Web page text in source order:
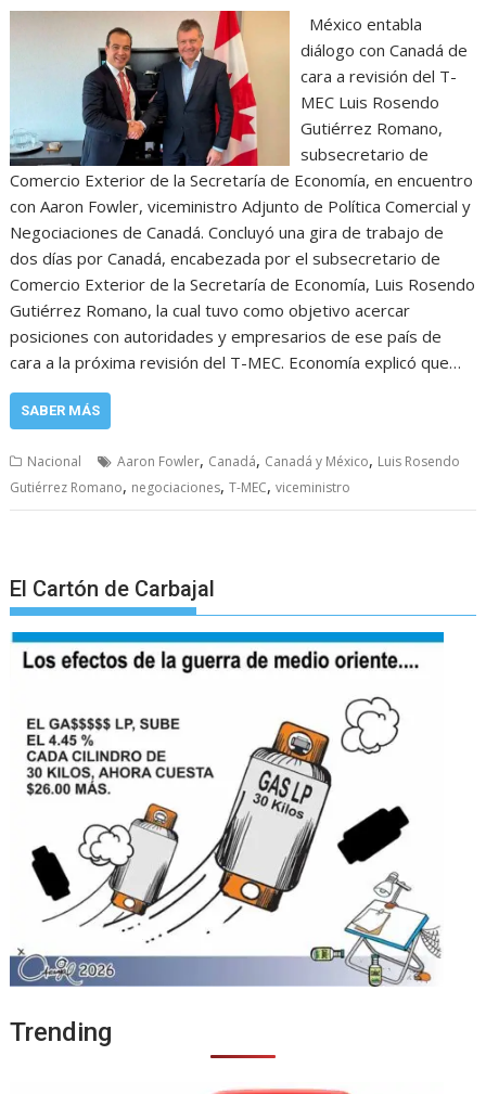
México entabla
diálogo con Canadá de
cara a revisión del T-
MEC Luis Rosendo
Gutiérrez Romano,
subsecretario de
Comercio Exterior de la Secretaría de Economía, en encuentro
con Aaron Fowler, viceministro Adjunto de Política Comercial y
Negociaciones de Canadá. Concluyó una gira de trabajo de
dos días por Canadá, encabezada por el subsecretario de
Comercio Exterior de la Secretaría de Economía, Luis Rosendo
Gutiérrez Romano, la cual tuvo como objetivo acercar
posiciones con autoridades y empresarios de ese país de
cara a la próxima revisión del T-MEC. Economía explicó que…
SABER MÁS
Nacional Aaron Fowler, Canadá, Canadá y México, Luis Rosendo
Gutiérrez Romano, negociaciones,T-MEC,viceministro
El Cartón de Carbajal
Trending